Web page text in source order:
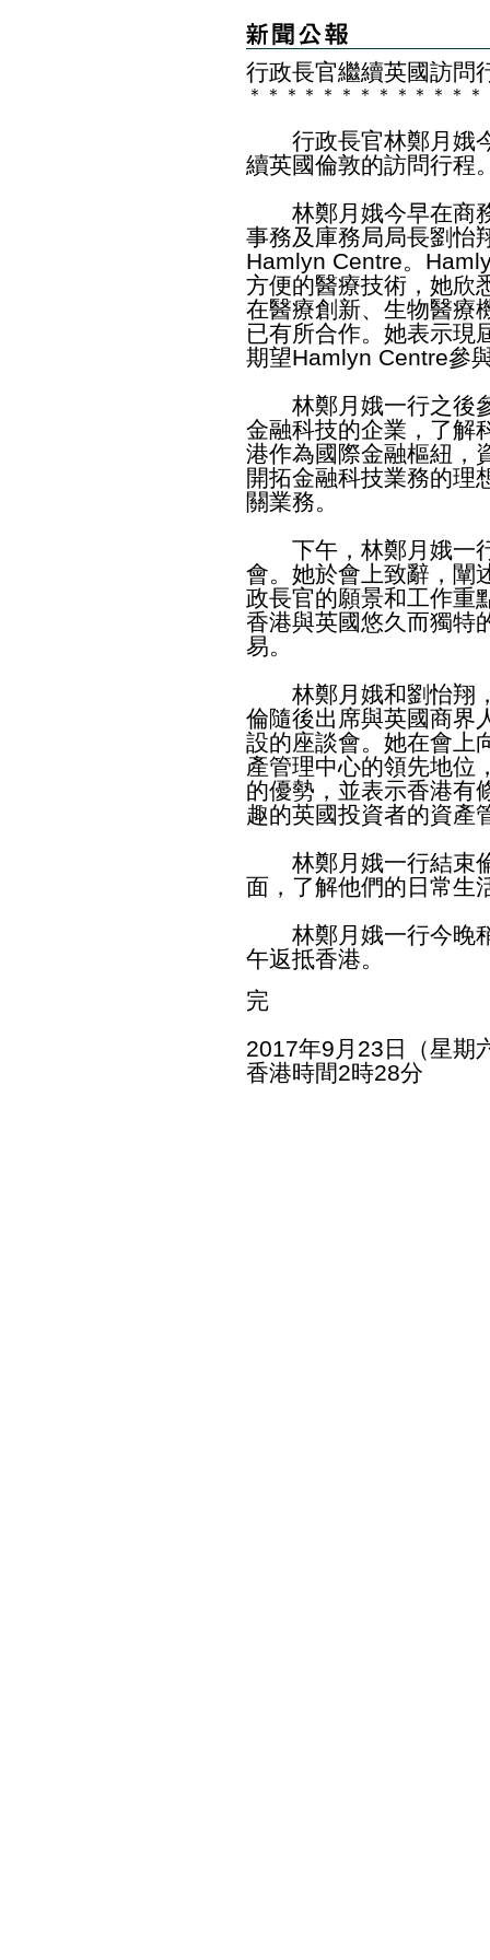
行政長官繼續英國訪問
＊ ＊ ＊ ＊ ＊ ＊ ＊ ＊ ＊ ＊ ＊ ＊ ＊
行政長官林鄭月娥今
續英國倫敦的訪問行程
林鄭月娥今早在商務
事務及庫務局局長劉怡
Hamlyn Centre。
方便的醫療技術，她欣
在醫療創新、生物醫療
已有所合作。她表示現
期望Hamlyn Centre參
林鄭月娥一行之後參
金融科技的企業，了解
港作為國際金融樞紐，
開拓金融科技業務的理
關業務。
下午，林鄭月娥一行
會。她於會上致辭，闡
政長官的願景和工作重
香港與英國悠久而獨特
易。
林鄭月娥和劉怡翔，
倫隨後出席與英國商界
設的座談會。她在會上
產管理中心的領先地位
的優勢，並表示香港有
趣的英國投資者的資產
林鄭月娥一行結束倫
面，了解他們的日常生
林鄭月娥一行今晚稍
午返抵香港。
完
2017年9月23日（星期
香港時間2時28分